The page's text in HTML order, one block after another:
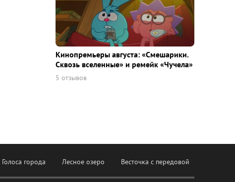
Кинопремьеры августа: «Смешарики.
Сквозь вселенные» и ремейк «Чучела»
5 отзывов
Голоса города Лесное озеро Весточка с передовой